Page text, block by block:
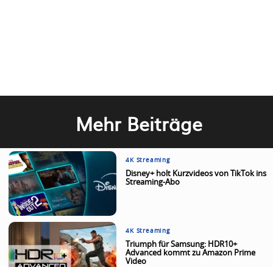
Mehr Beiträge
4K Streaming
Disney+ holt Kurzvideos von TikTok ins
Streaming-Abo
4K Streaming
Triumph für Samsung: HDR10+
Advanced kommt zu Amazon Prime
Video